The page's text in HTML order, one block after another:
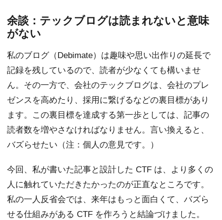
余談：テックブログは読まれないと意味
がない
私のブログ（Debimate）は趣味や思い出作りの延長で
記録を残しているので、読者が少なくても構いませ
ん。その一方で、会社のテックブログは、会社のプレ
ゼンスを高めたり、採用に繋げるなどの裏目標があり
ます。この裏目標を達成する第一歩としては、記事の
読者数を増やさなければなりません。言い換えると、
バズらせたい（注：個人の意見です。）
今回、私が書いた記事と設計した CTF は、より多くの
人に触れていただきたかったのが正直なところです。
私の一人反省会では、来年はもっと面白くて、バズら
せる仕組みがある CTF を作ろうと結論づけました。